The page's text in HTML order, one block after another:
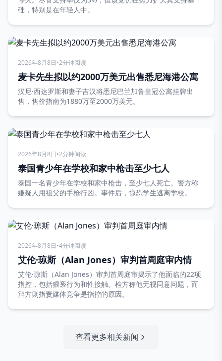
础，特别是在年轻人中。
2026年8月8日•2分钟阅读
麦卡先生拟以约2000万美元出售悉尼海港公寓
汉尼·西达罗斯和妻子吉汉将悉尼巴兰加鲁皇冠公寓挂牌出
售，售价指南为1880万至2000万美元。
2026年8月8日•2分钟阅读
泰国青少年在学校和家中枪击至少七人
泰国一名青少年在学校和家中枪击，至少七人死亡。警方称
嫌疑人用祖父的手枪行凶。事件后，惊恐学生逃离学校。
2026年8月8日•4分钟阅读
艾伦·琼斯（Alan Jones）审判首周庭审内情
艾伦·琼斯（Alan Jones）审判首周庭审揭示了他面临的22项
指控，包括猥亵行为和性接触。检方称他无视同意问题，而
辩方则指责媒体竞争是指控的原因。
查看更多相关新闻